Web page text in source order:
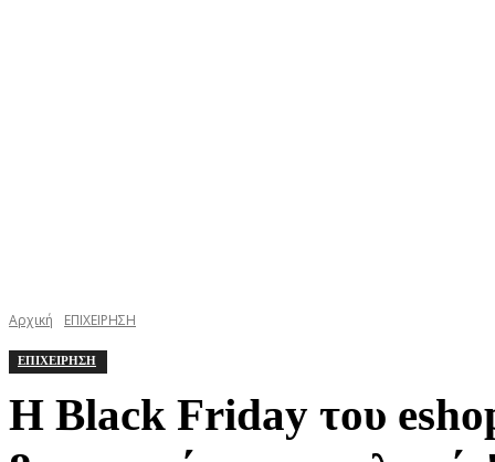
Αρχική ΕΠΙΧΕΙΡΗΣΗ
ΕΠΙΧΕΙΡΗΣΗ
Η Black Friday του